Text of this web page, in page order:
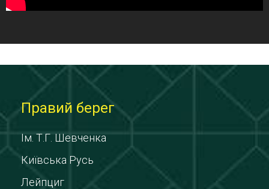
Правий берег
Ім. Т.Г. Шевченка
Київська Русь
Лейпциг